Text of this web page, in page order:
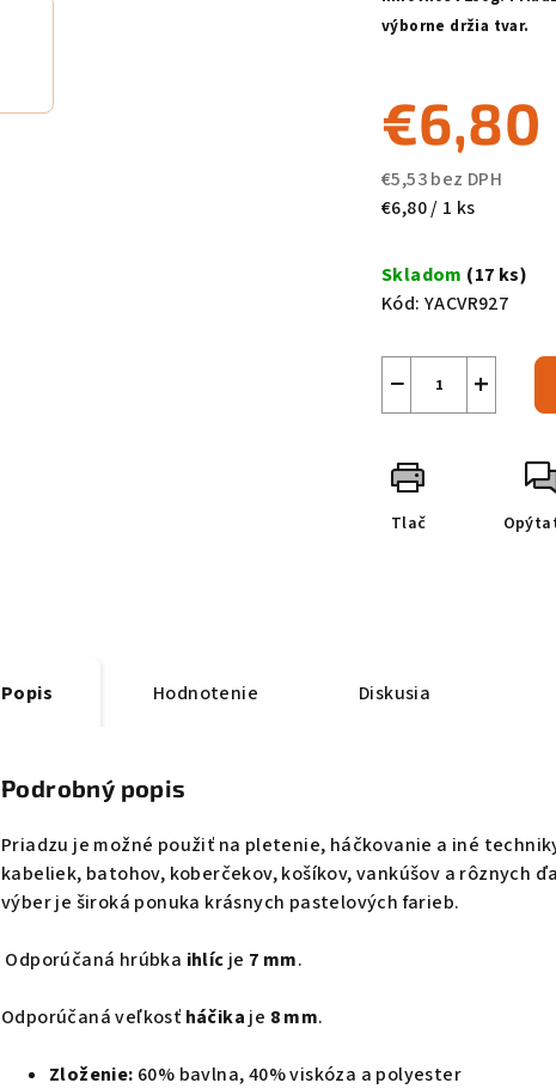
5
výborne držia tvar.
€6,80
€5,53 bez DPH
Jednotková
€6,80 / 1 ks
Skladom (17 ks)
Kód: YACVR927
+
−
Tlač
Popis Hodnotenie Diskusia
Podrobný popis
Priadzu je možné použiť na pletenie, háčkovanie a iné
kabeliek, batohov, koberčekov, košíkov, vankúšov a rôznych
výber je široká ponuka krásnych pastelových farieb.
Odporúčaná hrúbka ihlíc je 7 mm.
Odporúčaná veľkosť háčika je 8 mm.
Zloženie: 60% bavlna, 40% viskóza a polyester